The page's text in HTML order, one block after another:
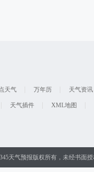
天气 万年历 天气资讯
天气插件 XML地图
天气预报版权所有，未经书面